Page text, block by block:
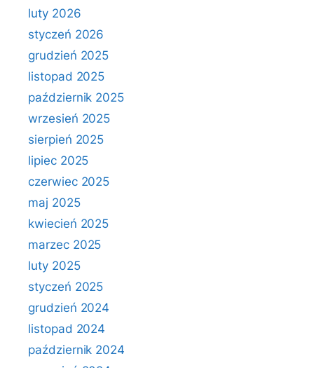
luty 2026
styczeń 2026
grudzień 2025
listopad 2025
październik 2025
wrzesień 2025
sierpień 2025
lipiec 2025
czerwiec 2025
maj 2025
kwiecień 2025
marzec 2025
luty 2025
styczeń 2025
grudzień 2024
listopad 2024
październik 2024